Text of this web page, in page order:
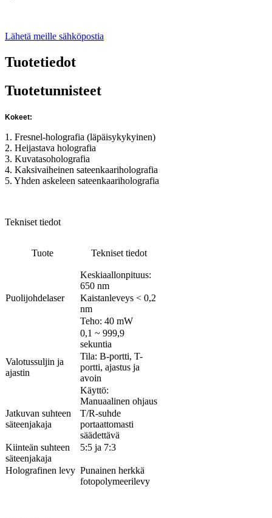
Lähetä meille sähköpostia
Tuotetiedot
Tuotetunnisteet
Kokeet:
1. Fresnel-holografia (läpäisykykyinen)
2. Heijastava holografia
3. Kuvatasoholografia
4. Kaksivaiheinen sateenkaariholografia
5. Yhden askeleen sateenkaariholografia
Tekniset tiedot
Tuote Tekniset tiedot
Puolijohdelaser
Keskiaallonpituus:
650 nm
Kaistanleveys < 0,2
nm
Teho: 40 mW
Valotussuljin ja
ajastin
0,1 ~ 999,9
sekuntia
Tila: B-portti, T-
portti, ajastus ja
avoin
Käyttö:
Manuaalinen ohjaus
Jatkuvan suhteen
säteenjakaja
T/R-suhde
portaattomasti
säädettävä
Kiinteän suhteen
säteenjakaja
5:5 ja 7:3
Holografinen levy Punainen herkkä
fotopolymeerilevy